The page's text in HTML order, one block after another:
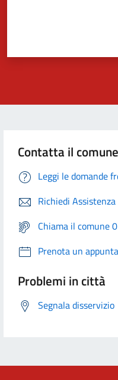
Contatta il comune
Leggi le domande
Richiedi Assistenza
Chiama il comune
Prenota un
Problemi in città
Segnala disservizio